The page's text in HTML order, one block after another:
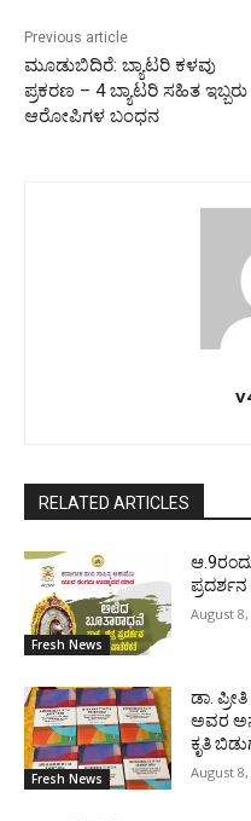
Previous article
ಮೂಡುಬಿದಿರೆ: ಬ್ಯಾಟರಿ ಕಳವು
ಪ್ರಕರಣ – 4 ಬ್ಯಾಟರಿ ಸಹಿತ ಇಬ್ಬರು
ಆರೋಪಿಗಳ ಬಂಧನ
RELATED ARTICLES
Fresh News
August 8,
Fresh News
ಡಾ.
ಅವರ
ಕೃತಿ
August 8,